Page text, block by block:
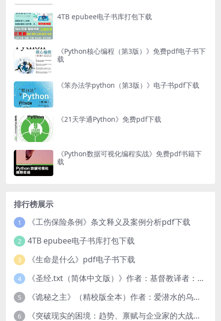
4TB epubee电子书库打包下载
《Python核心编程（第3版）》免费pdf电子书下
载
《笨办法学python（第3版）》电子书pdf下载
《21天学通Python》免费pdf下载
《Python数据可视化编程实战》免费pdf书籍下
载
排行榜展示
1 《工伤保险条例》条文释义及案例分析pdf下载
2 4TB epubee电子书库打包下载
3 《生命是什么》pdf电子书下载
4 《圣经.txt（简体中文版）》作者：基督教译者：中国基督教协会
5 《诡秘之主》（精校版全本）作者：爱潜水的乌贼txt
6 《突破现实的困境：趋势、禀赋与企业家的大战略》pdf图书下载